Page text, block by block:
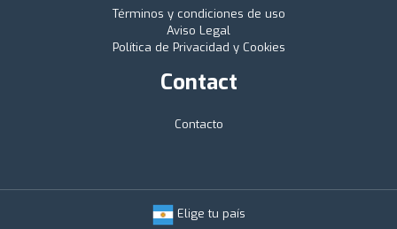
Términos y condiciones de uso
Aviso Legal
Política de Privacidad y Cookies
Contact
Contacto
Elige tu país